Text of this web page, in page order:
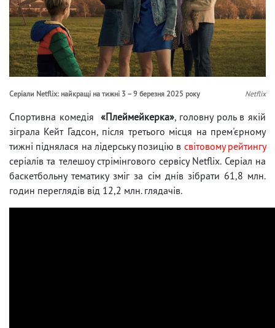
Серіали Netflix: найкращі на тижні 3 – 9 березня 2025 року Netflix
Спортивна комедія «Плеймейкерка», головну роль в якій
зіграла Кейт Гадсон, після третього місця на прем'єрному
тижні піднялася на лідерську позицію в світовому рейтингу
серіалів та телешоу стрімінгового сервісу Netflix. Серіал на
баскетбольну тематику зміг за сім днів зібрати 61,8 млн.
годин переглядів від 12,2 млн. глядачів.